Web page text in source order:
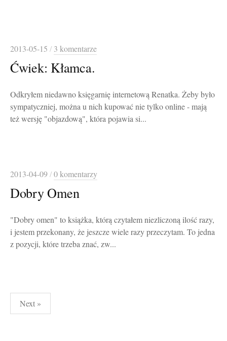
2013-05-15 / 3 komentarze
Ćwiek: Kłamca.
Odkryłem niedawno księgarnię internetową Renatka. Żeby było
sympatyczniej, można u nich kupować nie tylko online - mają
też wersję "objazdową", która pojawia si...
2013-04-09/0 komentarzy
Dobry Omen
"Dobry omen" to książka, którą czytałem niezliczoną ilość razy,
i jestem przekonany, że jeszcze wiele razy przeczytam. To jedna
z pozycji, które trzeba znać, zw...
Stronicowanie
wpisów
Next »